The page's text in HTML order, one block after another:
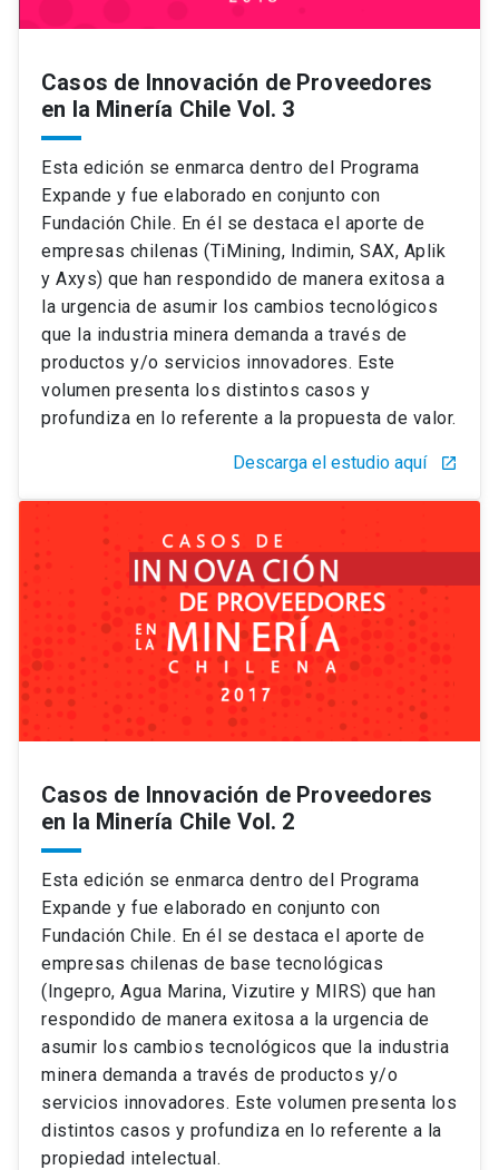
Casos de Innovación de Proveedores
en la Minería Chile Vol. 3
Esta edición se enmarca dentro del Programa
Expande y fue elaborado en conjunto con
Fundación Chile. En él se destaca el aporte de
empresas chilenas (TiMining, Indimin, SAX, Aplik
y Axys) que han respondido de manera exitosa a
la urgencia de asumir los cambios tecnológicos
que la industria minera demanda a través de
productos y/o servicios innovadores. Este
volumen presenta los distintos casos y
profundiza en lo referente a la propuesta de valor.
Descarga el estudio aquí launch
Casos de Innovación de Proveedores
en la Minería Chile Vol. 2
Esta edición se enmarca dentro del Programa
Expande y fue elaborado en conjunto con
Fundación Chile. En él se destaca el aporte de
empresas chilenas de base tecnológicas
(Ingepro, Agua Marina, Vizutire y MIRS) que han
respondido de manera exitosa a la urgencia de
asumir los cambios tecnológicos que la industria
minera demanda a través de productos y/o
servicios innovadores. Este volumen presenta los
distintos casos y profundiza en lo referente a la
propiedad intelectual.